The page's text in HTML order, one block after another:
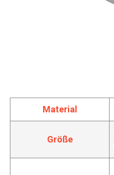
Material
Größe